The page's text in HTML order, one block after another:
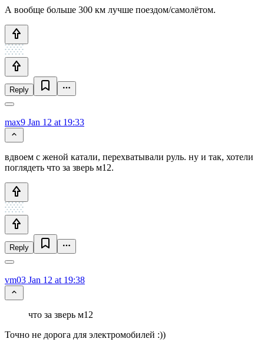
А вообще больше 300 км лучше поездом/самолётом.
Reply
max9 Jan 12 at 19:33
вдвоем с женой катали, перехватывали руль. ну и так, хотели
поглядеть что за зверь м12.
Reply
vm03 Jan 12 at 19:38
что за зверь м12
Точно не дорога для электромобилей :))